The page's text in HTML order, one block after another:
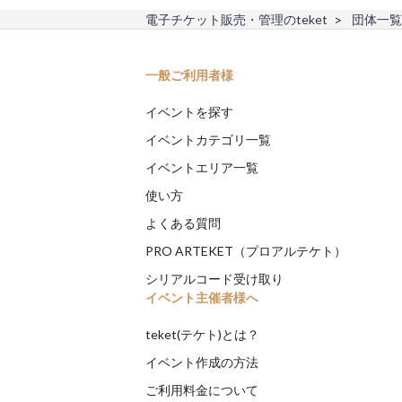
電子チケット販売・管理のteket 団体一覧
一般ご利用者様
イベントを探す
イベントカテゴリ一覧
イベントエリア一覧
使い方
よくある質問
PRO ARTEKET（プロアルテケト）
シリアルコード受け取り
イベント主催者様へ
teket(テケト)とは？
イベント作成の方法
ご利用料金について